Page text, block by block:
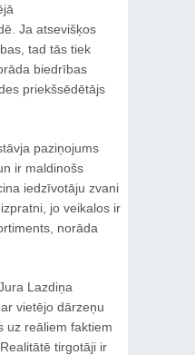
Ja atsevišķos
tad tās tiek
biedrības
priekšsēdētājs
paziņojums
ir maldinošs
iedzīvotāju zvani
jo veikalos ir
norāda
Lazdiņa
vietējo dārzeņu
uz reāliem faktiem
tirgotāji ir